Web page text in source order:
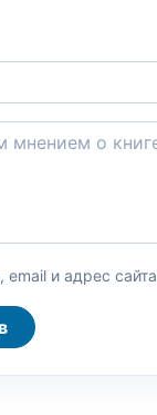
email и адрес